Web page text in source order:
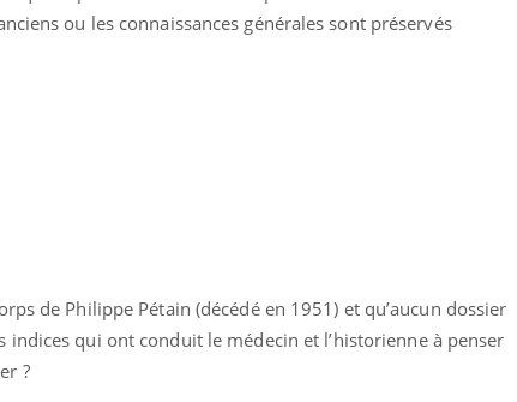
ou les connaissances générales sont préservés
de Philippe Pétain (décédé en 1951) et qu’aucun dossier
indices qui ont conduit le médecin et l’historienne à penser
?